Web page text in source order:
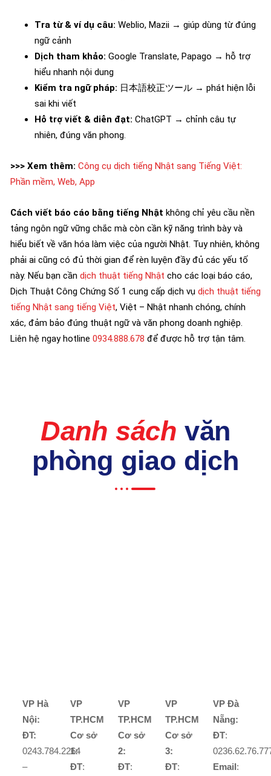
Tra từ & ví dụ câu: Weblio, Mazii → giúp dùng từ đúng
ngữ cảnh
Dịch tham khảo: Google Translate, Papago → hỗ trợ
hiểu nhanh nội dung
Kiểm tra ngữ pháp: 日本語校正ツール → phát hiện lỗi
sai khi viết
Hỗ trợ viết & diễn đạt: ChatGPT → chỉnh câu tự
nhiên, đúng văn phong.
>>> Xem thêm: Công cụ dịch tiếng Nhật sang Tiếng Việt:
Phần mềm, Web, App
Cách viết báo cáo bằng tiếng Nhật không chỉ yêu cầu nền
tảng ngôn ngữ vững chắc mà còn cần kỹ năng trình bày và
hiểu biết về văn hóa làm việc của người Nhật. Tuy nhiên, không
phải ai cũng có đủ thời gian để rèn luyện đầy đủ các yếu tố
này. Nếu bạn cần dịch thuật tiếng Nhật cho các loại báo cáo,
Dịch Thuật Công Chứng Số 1 cung cấp dịch vụ dịch thuật tiếng
tiếng Nhật sang tiếng Việt, Việt – Nhật nhanh chóng, chính
xác, đảm bảo đúng thuật ngữ và văn phong doanh nghiệp.
Liên hệ ngay hotline 0934.888.678 để được hỗ trợ tận tâm.
Danh sách văn
phòng giao dịch
VP Hà
Nội:
ĐT:
0243.784.2264
–
VP
TP.HCM
Cơ sở
1:
ĐT:
VP
TP.HCM
Cơ sở
2:
ĐT:
VP
TP.HCM
Cơ sở
3:
ĐT:
VP Đà
Nẵng:
ĐT:
Email: